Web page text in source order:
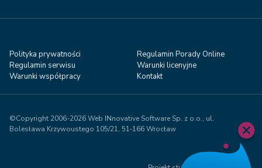
Polityka prywatności
Regulamin Porady Online
Regulamin serwisu
Warunki licenyjne
Warunki współpracy
Kontakt
©Copyright 2006-2026 Web INnovative Software Sp. z o.o., ul.
Bolesława Krzywoustego 105/21, 51‑166 Wrocław